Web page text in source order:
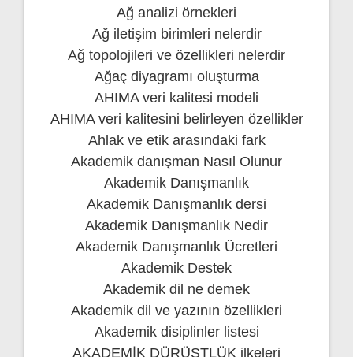
Ağ analizi örnekleri
Ağ iletişim birimleri nelerdir
Ağ topolojileri ve özellikleri nelerdir
Ağaç diyagramı oluşturma
AHIMA veri kalitesi modeli
AHIMA veri kalitesini belirleyen özellikler
Ahlak ve etik arasındaki fark
Akademik danışman Nasıl Olunur
Akademik Danışmanlık
Akademik Danışmanlık dersi
Akademik Danışmanlık Nedir
Akademik Danışmanlık Ücretleri
Akademik Destek
Akademik dil ne demek
Akademik dil ve yazının özellikleri
Akademik disiplinler listesi
AKADEMİK DÜRÜSTLÜK ilkeleri